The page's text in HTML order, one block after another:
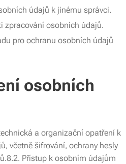
údajů k jinému správci.
zpracování osobních údajů.
pro ochranu osobních údajů
osobních
a organizační opatření k
včetně šifrování, ochrany hesly
Přístup k osobním údajům